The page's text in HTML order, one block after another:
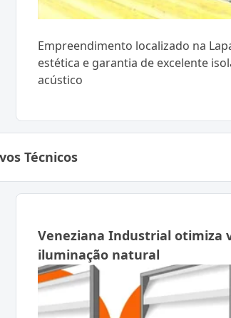
Empreendimento localizado na
estética e garantia de excelente
acústico
Técnicos
Veneziana Industrial otimiza
iluminação natural